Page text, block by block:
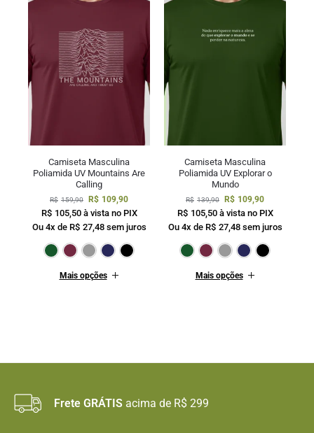
Camiseta Masculina
Poliamida UV Mountains Are
Calling
R$ 159,90 R$ 109,90
R$ 105,50 à vista no PIX
Ou 4x de R$ 27,48 sem juros
Verde Escuro
Bordô MarinhoPreto
Mais opções
Camiseta Masculina
Poliamida UV Explorar o
Mundo
R$ 139,90 R$ 109,90
R$ 105,50 à vista no PIX
Ou 4x de R$ 27,48 sem juros
Verde Escuro
Bordô
Mais opções
Frete GRÁTIS acima de R$ 299